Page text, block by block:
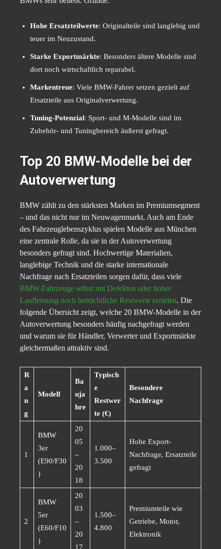
Hohe Ersatzteilwerte: Originalteile sind langlebig und
teuer im Neuzustand.
Starke Exportmärkte: Besonders ältere Modelle sind
dort noch wirtschaftlich reparabel.
Markentreue: Viele BMW-Fahrer setzen gezielt auf
Ersatzteile aus Originalverwertung.
Tuning-Potenzial: Sport- und M-Modelle sind im
Zubehör- und Tuningbereich äußerst gefragt.
Top 20 BMW-Modelle bei der
Autoverwertung
BMW zählt zu den stärksten Marken im Premiumsegment
– und das nicht nur im Neuwagenmarkt. Auch am Ende
des Fahrzeuglebenszyklus spielen Modelle aus München
eine zentrale Rolle, da sie in der Autoverwertung
besonders gefragt sind. Hochwertige Materialien,
langlebige Technik und die starke internationale
Nachfrage nach Ersatzteilen sorgen dafür, dass viele
BMW-Fahrzeuge selbst mit Defekten oder hoher
Laufleistung noch beträchtliche Restwerte erzielen. Die
folgende Übersicht zeigt, welche 20 BMW-Modelle in der
Autoverwertung besonders häufig nachgefragt werden
und warum sie für Händler, Verwerter und Exportmärkte
gleichermaßen attraktiv sind.
R
a
n
g
Modell
Ba
uja
hre
Typisch
e
Restwer
te (€)
Besondere
Nachfrage
1
BMW
3er
(E90/F30
)
20
05
–
20
18
1.000–
3.500
Hohe Export-
Nachfrage, Ersatzteile
gefragt
2
BMW
5er
(E60/F10
)
20
03
–
20
17
1.500–
4.800
Premiumteile wie
Getriebe, Motor,
Elektronik